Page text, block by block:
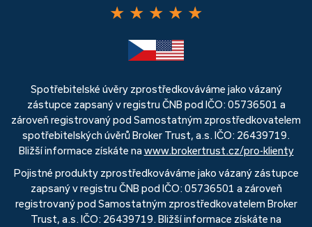
★ ★ ★ ★ ★
Spotřebitelské úvěry zprostředkováváme jako vázaný
zástupce zapsaný v registru ČNB pod IČO: 05736501 a
zároveň registrovaný pod Samostatným zprostředkovatelem
spotřebitelských úvěrů Broker Trust, a.s. IČO: 26439719.
Bližší informace získáte na www.brokertrust.cz/pro-klienty
Pojistné produkty zprostředkováváme jako vázaný zástupce
zapsaný v registru ČNB pod IČO: 05736501 a zároveň
registrovaný pod Samostatným zprostředkovatelem Broker
Trust, a.s. IČO: 26439719. Bližší informace získáte na